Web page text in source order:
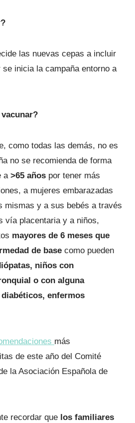
las nuevas cepas a incluir
inicia la campaña entorno a
como todas las demás, no es
no se recomienda de forma
a >65 años por tener más
a mujeres embarazadas
mismas y a sus bebés a través
vía placentaria y a niños,
mayores de 6 meses que
de base como pueden
niños con
o con alguna
enfermos
más
de este año del Comité
la Asociación Española de
recordar que los familiares